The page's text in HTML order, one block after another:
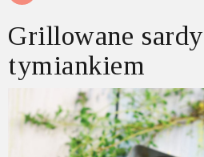
Grillowane
tymiankiem